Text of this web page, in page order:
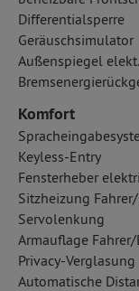
Differentialsperre
Geräuschsimulator
Außenspiegel
Komfort
Keyless-Entry
Fensterheber
Sitzheizung
Servolenkung
Armauflage
Privacy-Verglasung
Automatische